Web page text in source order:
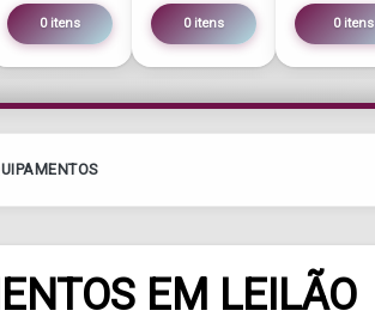
0 itens 0 itens 0 itens
EM LEILÃO